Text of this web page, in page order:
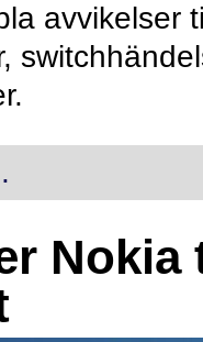
avvikelser
Nokia